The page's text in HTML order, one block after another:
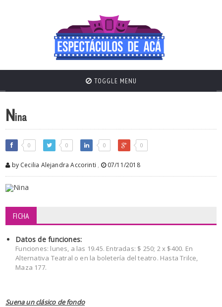
TOGGLE MENU
Nina
0 0 0 0
by Cecilia Alejandra Accorinti , 07/11/2018
FICHA
Datos de funciones:
Funciones: lunes, a las 19.45. Entradas: $ 250; 2 x $400. En
Alternativa Teatral o en la boletería del teatro. Hasta Trilce,
Maza 177.
Suena un clásico de fondo